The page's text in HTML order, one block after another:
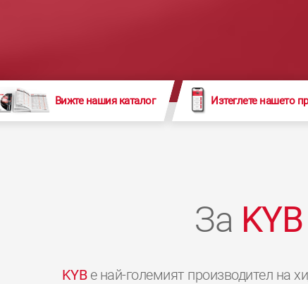
Вижте нашия каталог Изтеглете нашето
За KYB
KYBе най-големият производител на